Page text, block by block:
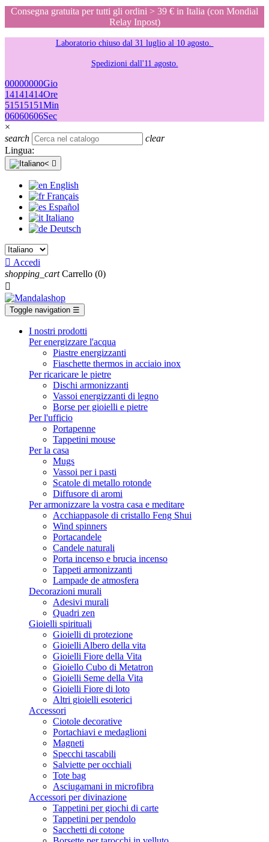
Consegna gratuita per tutti gli ordini > 39 € in Italia (con Mondial
Relay Inpost)
Laboratorio chiuso dal 31 luglio al 10 agosto.
Spedizioni dall'11 agosto.
00000000Gio
14141414Ore
51 51 51 51Min
06060606Sec
×
search
clear
Lingua:

English
Français
Español
Italiano
Deutsch
 Accedi
shopping_cart Carrello (0)

Toggle navigation ☰
I nostri prodotti
Per energizzare l'acqua
Piastre energizzanti
Fiaschette thermos in acciaio inox
Per ricaricare le pietre
Dischi armonizzanti
Vassoi energizzanti di legno
Borse per gioielli e pietre
Per l'ufficio
Portapenne
Tappetini mouse
Per la casa
Mugs
Vassoi per i pasti
Scatole di metallo rotonde
Diffusore di aromi
Per armonizzare la vostra casa e meditare
Acchiappasole di cristallo Feng Shui
Wind spinners
Portacandele
Candele naturali
Porta incenso e brucia incenso
Tappeti armonizzanti
Lampade de atmosfera
Decorazioni murali
Adesivi murali
Quadri zen
Gioielli spirituali
Gioielli di protezione
Gioielli Albero della vita
Gioielli Fiore della Vita
Gioiello Cubo di Metatron
Gioielli Seme della Vita
Gioielli Fiore di loto
Altri gioielli esoterici
Accessori
Ciotole decorative
Portachiavi e medaglioni
Magneti
Specchi tascabili
Salviette per occhiali
Tote bag
Asciugamani in microfibra
Accessori per divinazione
Tappetini per giochi di carte
Tappetini per pendolo
Sacchetti di cotone